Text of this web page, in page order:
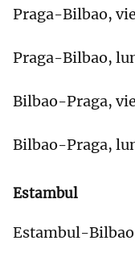
Praga-Bilbao,
Praga-Bilbao,
Bilbao-Praga,
Bilbao-Praga,
Estambul
Estambul-